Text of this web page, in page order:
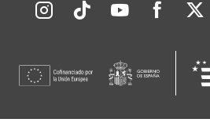
Redes sociales JCCM